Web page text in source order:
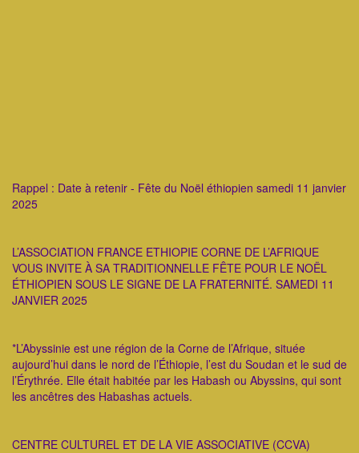
Rappel : Date à retenir - Fête du Noël éthiopien samedi 11 janvier
2025
L’ASSOCIATION FRANCE ETHIOPIE CORNE DE L’AFRIQUE
VOUS INVITE À SA TRADITIONNELLE FÊTE POUR LE NOËL
ÉTHIOPIEN SOUS LE SIGNE DE LA FRATERNITÉ. SAMEDI 11
JANVIER 2025
*L’Abyssinie est une région de la Corne de l’Afrique, située
aujourd’hui dans le nord de l’Éthiopie, l’est du Soudan et le sud de
l’Érythrée. Elle était habitée par les Habash ou Abyssins, qui sont
les ancêtres des Habashas actuels.
CENTRE CULTUREL ET DE LA VIE ASSOCIATIVE (CCVA)